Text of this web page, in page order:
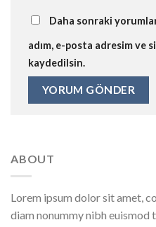
Daha sonraki
adım, e-posta adresim ve
kaydedilsin.
ABOUT
Lorem ipsum dolor sit amet,
diam nonummy nibh euismod